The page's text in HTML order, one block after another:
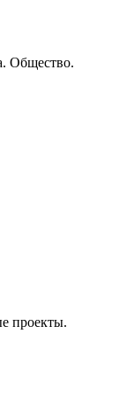
Общество.
проекты.